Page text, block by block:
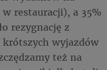
restauracji), a 35%
rezygnację z
krótszych wyjazdów
też na